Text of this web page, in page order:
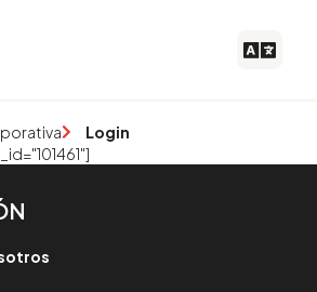
Login